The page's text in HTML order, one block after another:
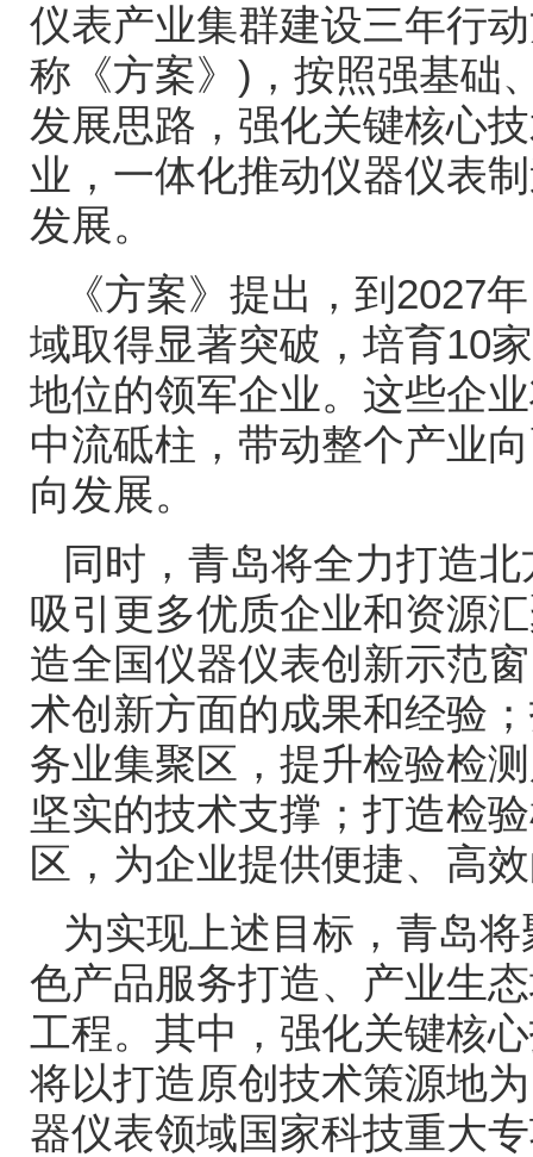
仪表产业集群建设三年行
称《方案》 ) ，按照强基础
发展思路，强化关键核心
业，一体化推动仪器仪表
发展。
《方案》提出，到 2027
域取得显著突破，培育10
地位的领军企业。这些企
中流砥柱，带动整个产业
向发展。
同时，青岛将全力打造
吸引更多优质企业和资源
造全国仪器仪表创新示范
术创新方面的成果和经验
务业集聚区，提升检验检
坚实的技术支撑；打造检
区，为企业提供便捷、高
为实现上述目标，青岛
色产品服务打造、产业生
工程。其中，强化关键核
将以打造原创技术策源地
器仪表领域国家科技重大